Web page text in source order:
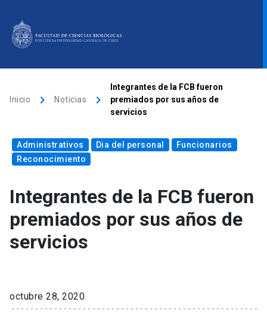
Biblioteca launch Donaciones launch Mi portal UC
search
Inicio
Quiénes somos
Académicos
Dirección Investigación
Estudiantes
Inicio keyboard_arrow_right Noticias keyboard_arrow_right
Integrantes de la FCB fueron
premiados por sus años de
servicios
Administrativos Dia del personal
Funcionarios
Reconocimiento
Integrantes de la FCB fueron
premiados por sus años de
servicios
octubre 28, 2020